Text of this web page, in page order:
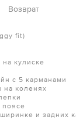
Возврат
fit)
кулиске
с 5 карманами
на коленях
и задних